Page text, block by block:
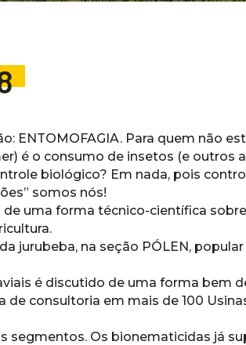
ENTOMOFAGIA. Para quem não
é o consumo de insetos (e outros
biológico? Em nada, pois
somos nós!
de uma forma técnico-científica
jurubeba, na seção PÓLEN,
é discutido de uma forma bem
consultoria em mais de 100
Os bionematicidas já